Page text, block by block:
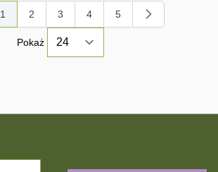
Aktualnie czytasz stronę
1
Strona
2
Strona
3
Strona
4
Strona
5
Pokaż